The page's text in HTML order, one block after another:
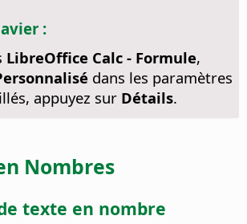
:
LibreOffice Calc - Formule,
dans les paramètres
appuyez sur Détails.
Nombres
texte en nombre